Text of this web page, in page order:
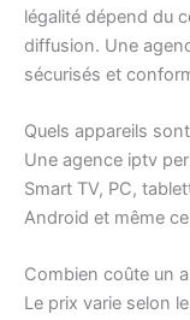
légalité dépend du
diffusion. Une
sécurisés et
Quels appareils
Une agence iptv
Smart TV, PC,
Android et même
Combien coûte un
Le prix varie selon